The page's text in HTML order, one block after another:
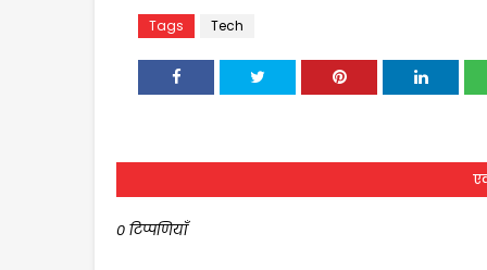
Tags Tech
0 टिप्पणियाँ